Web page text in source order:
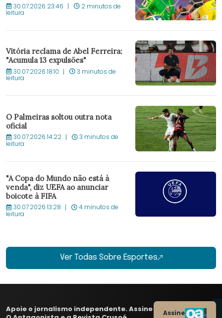
30.07.2026 23:46 2 minutos de
leitura
Vitória reclama de Abel Ferreira:
"Acumula 13 expulsões"
30.07.2026 18:10 3 minutos de
leitura
O Palmeiras soltou outra nota
oficial
30.07.2026 14:22 3 minutos de
leitura
"A Copa do Mundo não está à
venda", diz UEFA ao anunciar
boicote à FIFA
30.07.2026 13:28 4 minutos de
leitura
Ver Todas Sobre Esportes
Apoie o jornalismo independente. Assine
Assine